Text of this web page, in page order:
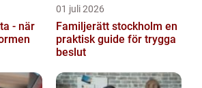
- när
01 juli 2026
Familjerätt stockholm en
praktisk guide för trygga
beslut